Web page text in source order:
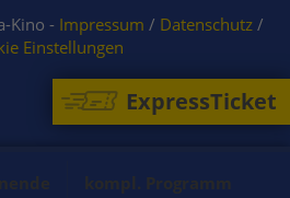
ExpressTicket
Kino - Impressum / Datenschutz /
Einstellungen